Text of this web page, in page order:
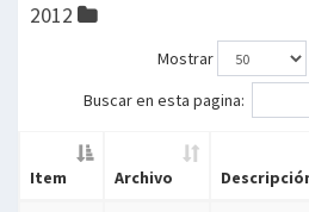
2012
Mostrar
Buscar en esta pagina:
Item Archivo